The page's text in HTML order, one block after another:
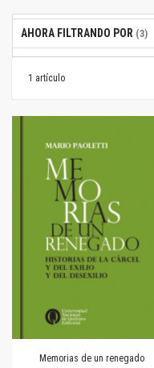
1 artículo
Memorias de un renegado
AHORA FILTRANDO POR